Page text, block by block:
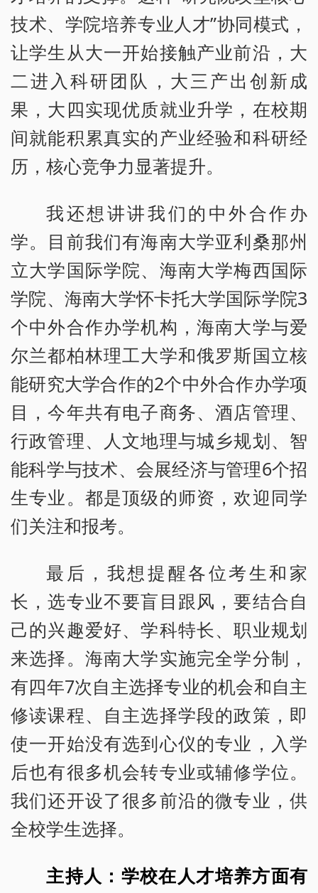
技术、学院培养专业人才”协同模式，
让学生从大一开始接触产业前沿，大
二进入科研团队，大三产出创新成
果，大四实现优质就业升学，在校期
间就能积累真实的产业经验和科研经
历，核心竞争力显著提升。
我还想讲讲我们的中外合作办
学。目前我们有海南大学亚利桑那州
立大学国际学院、海南大学梅西国际
学院、海南大学怀卡托大学国际学院3
个中外合作办学机构，海南大学与爱
尔兰都柏林理工大学和俄罗斯国立核
能研究大学合作的2个中外合作办学项
目，今年共有电子商务、酒店管理、
行政管理、人文地理与城乡规划、智
能科学与技术、会展经济与管理6个招
生专业。都是顶级的师资，欢迎同学
们关注和报考。
最后，我想提醒各位考生和家
长，选专业不要盲目跟风，要结合自
己的兴趣爱好、学科特长、职业规划
来选择。海南大学实施完全学分制，
有四年7次自主选择专业的机会和自主
修读课程、自主选择学段的政策，即
使一开始没有选到心仪的专业，入学
后也有很多机会转专业或辅修学位。
我们还开设了很多前沿的微专业，供
全校学生选择。
主持人：学校在人才培养方面有